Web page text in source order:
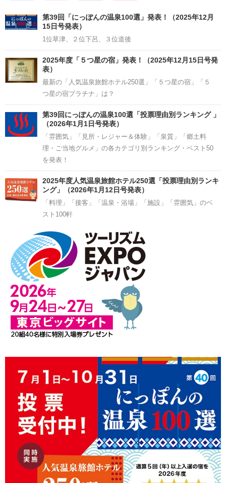
Channel
第39回「にっぽんの温泉100選」発表！（2025年12月
15日号発表）
1位草津、２位下呂、３位道後
2025年度「５つ星の宿」発表！（2025年12月15日号発
表）
最新の「人気温泉旅館ホテル250選」「５つ星の宿」「５
つ星の宿プラチナ」は？
第39回にっぽんの温泉100選「投票理由別ランキング 」
（2026年1月1日号発表）
「雰囲気」「見所・レジャー＆体験」「泉質」「郷土料
理・ご当地グルメ」の各カテゴリ別ランキング・ベスト50
を発表！
2025年度人気温泉旅館ホテル250選「投票理由別ランキ
ング」（2026年1月12日号発表）
「料理」「接客」「温泉・浴場」「施設」「雰囲気」のベ
スト100軒